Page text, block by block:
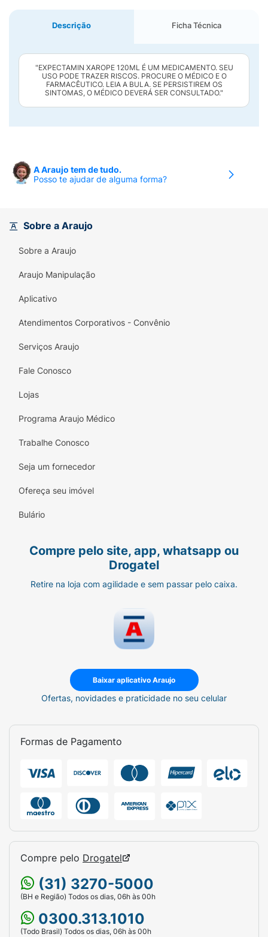
Descrição Ficha Técnica
"EXPECTAMIN XAROPE 120ML É UM MEDICAMENTO. SEU
USO PODE TRAZER RISCOS. PROCURE O MÉDICO E O
FARMACÊUTICO. LEIA A BULA. SE PERSISTIREM OS
SINTOMAS, O MÉDICO DEVERÁ SER CONSULTADO."
A Araujo tem de tudo.
Posso te ajudar de alguma forma?
Sobre a Araujo
Sobre a Araujo
Araujo Manipulação
Aplicativo
Atendimentos Corporativos - Convênio
Serviços Araujo
Fale Conosco
Lojas
Programa Araujo Médico
Trabalhe Conosco
Seja um fornecedor
Ofereça seu imóvel
Bulário
Compre pelo site, app, whatsapp ou
Drogatel
Retire na loja com agilidade e sem passar pelo caixa.
Baixar aplicativo Araujo
Ofertas, novidades e praticidade no seu celular
Formas de Pagamento
Compre pelo Drogatel
(31) 3270-5000
(BH e Região) Todos os dias, 06h às 00h
0300.313.1010
(Todo Brasil) Todos os dias, 06h às 00h